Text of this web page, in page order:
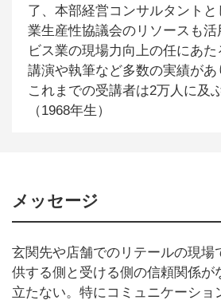
了、本部経営コンサルタント
業生産性協議会のリソースも
ビス業の現場力向上の任にあた
講演や執筆など多数の実績があ
これまでの受講者は2万人に及ぶ
（1968年生）
メッセージ
玄関先や店舗でのリテールの現場
供する側と受ける側の信頼関係が
立たない。特にコミュニケーショ